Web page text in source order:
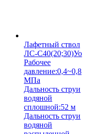
Лафетный ствол
ЛС-С40(20;30)Уо
Рабочее
давление:0,4~0,8
МПа
Дальность струи
водяной
сплошной:52 м
Дальность струи
водяной